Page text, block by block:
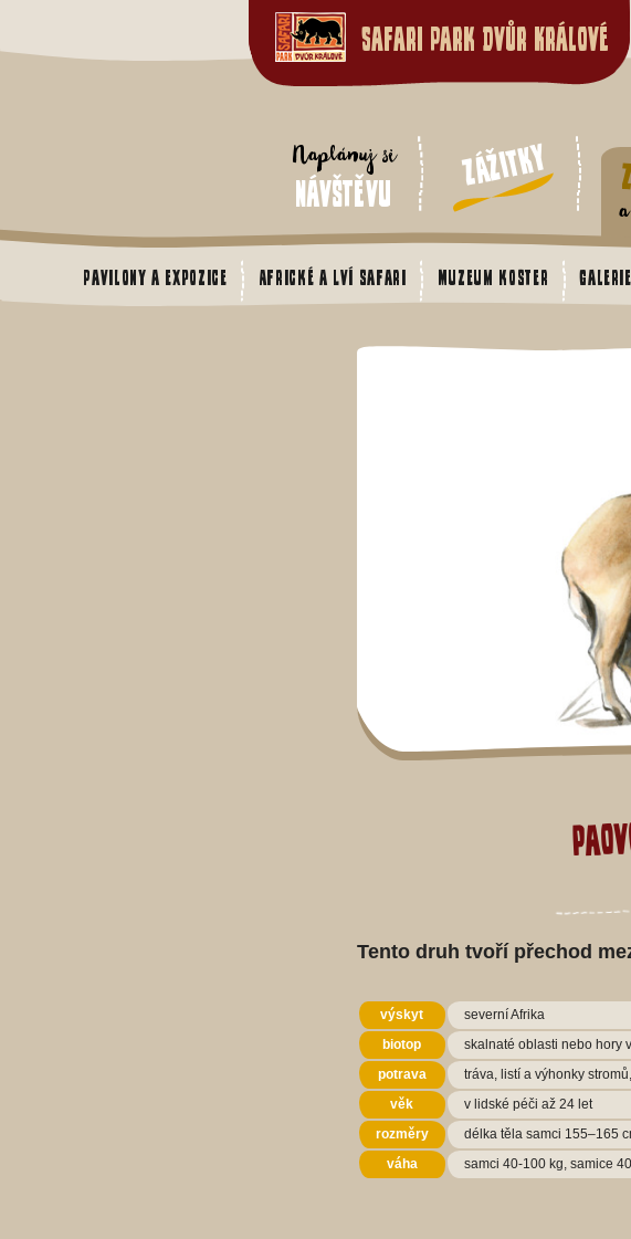
Safari Park Dvůr Králové
Naplánuj si
návštěvu
Zážitky
Pavilony a expozice Africké a Lví safari Muzeum koster
Tento druh tvoří přechod
výskyt
severní Afrika
biotop
skalnaté oblasti nebo hory
potrava
tráva, listí a výhonky
věk
v lidské péči až 24 let
rozměry
délka těla samci 155–165
váha
samci 40-100 kg, samice